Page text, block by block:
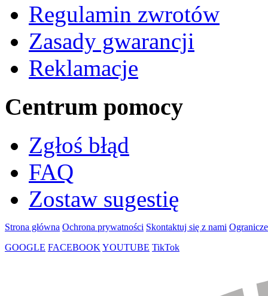
Regulamin zwrotów
Zasady gwarancji
Reklamacje
Centrum pomocy
Zgłoś błąd
FAQ
Zostaw sugestię
Strona główna Ochrona prywatności Skontaktuj się z nami
GOOGLE FACEBOOK YOUTUBE TikTok